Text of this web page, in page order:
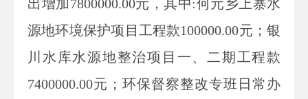
出增加7800000.00元，其中:何元乡上寨水
源地环境保护项目工程款100000.00元；银
川水库水源地整治项目一、二期工程款
7400000.00元；环保督察整改专班日常办